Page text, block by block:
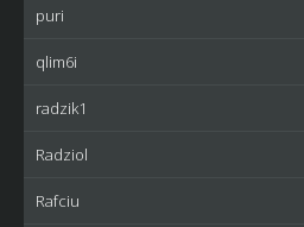
puri
qlim6i
radzik1
Radziol
Rafciu